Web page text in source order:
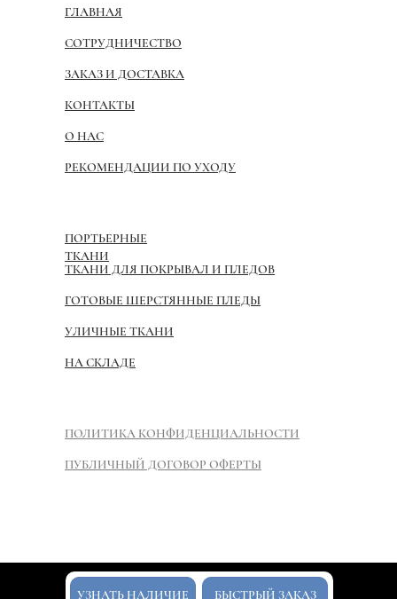
ГЛАВНАЯ
СОТРУДНИЧЕСТВО
ЗАКАЗ И ДОСТАВКА
КОНТАКТЫ
О НАС
ПОЛИТИКА КОНФИДЕНЦИАЛЬНОСТИ
ПОРТЬЕРНЫЕ
ТКАНИ
ТКАНИ ДЛЯ ПОКРЫВАЛ И ПЛЕДОВ
ГОТОВЫЕ ШЕРСТЯННЫЕ ПЛЕДЫ
УЛИЧНЫЕ ТКАНИ
НА СКЛАДЕ
РЕКОМЕНДАЦИИ ПО УХОДУ
ПУБЛИЧНЫЙ ДОГОВОР ОФЕРТЫ
УЗНАТЬ НАЛИЧИЕ БЫСТРЫЙ ЗАКАЗ
Made on Tilda